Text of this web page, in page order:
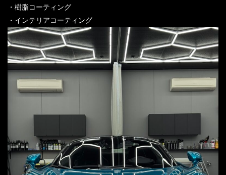
・樹脂コーティング
・インテリアコーティング